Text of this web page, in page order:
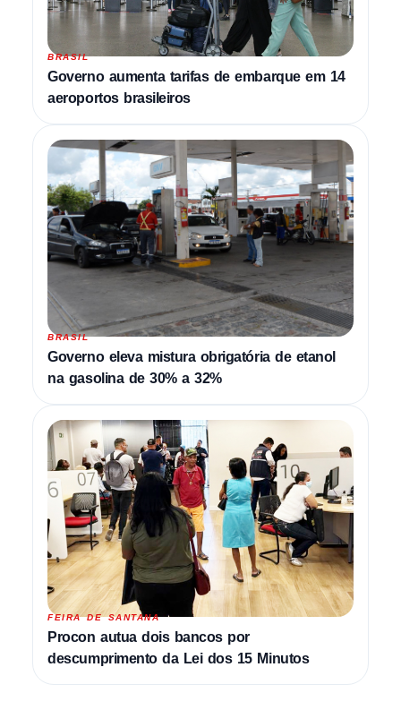
BRASIL
Governo aumenta tarifas de embarque em 14
aeroportos brasileiros
BRASIL
Governo eleva mistura obrigatória de etanol
na gasolina de 30% a 32%
FEIRA DE SANTANA
Procon autua dois bancos por
descumprimento da Lei dos 15 Minutos